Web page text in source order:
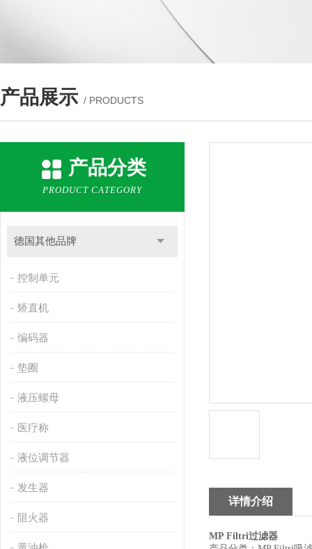
产品展示 / PRODUCTS
产品分类
PRODUCT CATEGORY
德国其他品牌
控制单元
矫直机
编码器
垫圈
液压螺母
医疗称
液位调节器
发生器
阻火器
详情介绍
MP Filtri过滤器